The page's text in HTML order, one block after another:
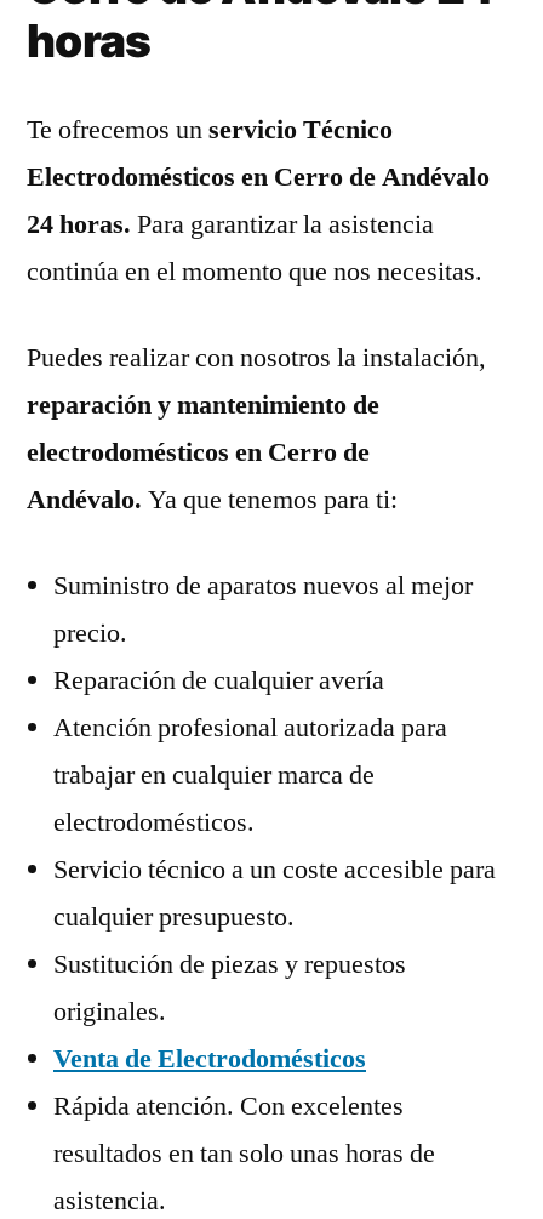
horas
Te ofrecemos unservicio Técnico
Electrodomésticos en Cerro de Andévalo
24 horas. Para garantizar la asistencia
continúa en el momento que nos necesitas.
Puedes realizar con nosotros la instalación,
reparación y mantenimiento de
electrodomésticos en Cerro de
Andévalo. Ya que tenemos para ti:
Suministro de aparatos nuevos al mejor
precio.
Reparación de cualquier avería
Atención profesional autorizada para
trabajar en cualquier marca de
electrodomésticos.
Servicio técnico a un coste accesible para
cualquier presupuesto.
Sustitución de piezas y repuestos
originales.
Venta de Electrodomésticos
Rápida atención. Con excelentes
resultados en tan solo unas horas de
asistencia.